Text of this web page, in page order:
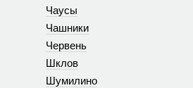
Чаусы
Чашники
Червень
Шклов
Шумилино